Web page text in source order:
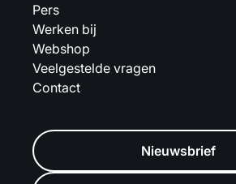
Pers
Werken bij
Webshop
Veelgestelde vragen
Contact
Nieuwsbrief